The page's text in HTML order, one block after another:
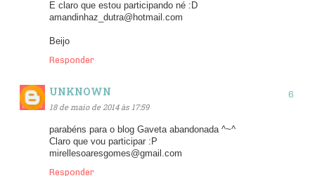
E claro que estou participando né :D
amandinhaz_dutra@hotmail.com
Beijo
Responder
UNKNOWN
18 de maio de 2014 às 17:59
parabéns para o blog Gaveta abandonada ^~^
Claro que vou participar :P
mirellesoaresgomes@gmail.com
Responder